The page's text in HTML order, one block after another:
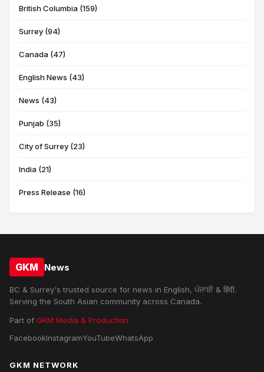
British Columbia (159)
Surrey (94)
Canada (47)
English News (43)
News (43)
Punjab (35)
City of Surrey (23)
India (21)
Press Release (16)
GKM News
BC & Surrey's trusted source for news in English, ਪੰਜਾਬੀ & हिंदी.
Serving the South Asian community across Canada.
Part of GKM Media & Production
FacebookInstagramYouTubeWhatsApp
GKM NETWORK